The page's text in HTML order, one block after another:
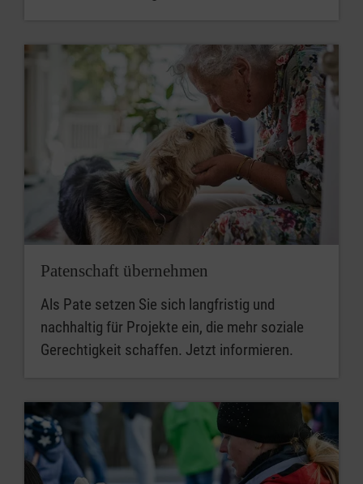
Patenschaft übernehmen
Als Pate setzen Sie sich langfristig und
nachhaltig für Projekte ein, die mehr soziale
Gerechtigkeit schaffen. Jetzt informieren.